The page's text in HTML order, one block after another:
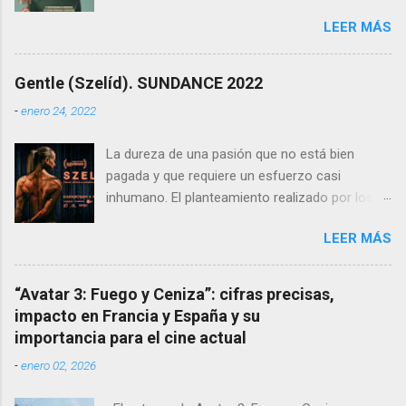
cuya huella en el festival y el cine es indeleble.
Carrillo, fallecido en 2024, es el autor del cartel
oficial de esta edición, una creación cargada de
emotividad y simbolismo.
LEER MÁS
Gentle (Szelíd). SUNDANCE 2022
-enero 24, 2022
La dureza de una pasión que no está bien
pagada y que requiere un esfuerzo casi
inhumano. El planteamiento realizado por los
y Anna Nemes es profundo, sutil, dejando que
la crudeza del mensaje nos llegue poco a poco,
que se vaya instalando en nuestros
pensamientos para sentirnos dentro de la
película. La fragilidad de los fuertes La
protagonista Edina , interpretada
LEER MÁS
“Avatar 3: Fuego y Ceniza”: cifras precisas,
impacto en Francia y España y su
importancia para el cine actual
-enero 02, 2026